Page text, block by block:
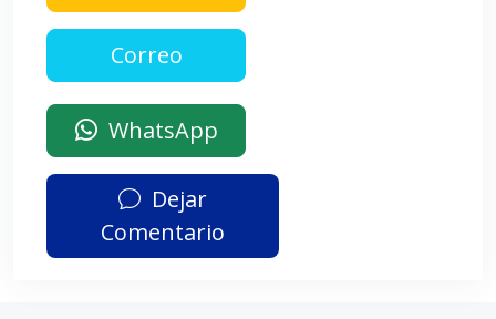
WhatsApp
Dejar
Comentario